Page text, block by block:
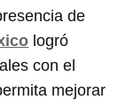
de
logró
con el
mejorar